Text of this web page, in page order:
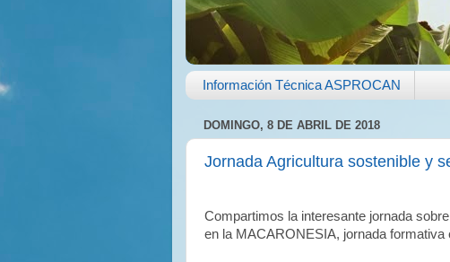
Información Técnica ASPROCAN
DOMINGO, 8 DE ABRIL DE 2018
Jornada Agricultura sostenible y
Compartimos la interesante jornada
en la MACARONESIA, jornada